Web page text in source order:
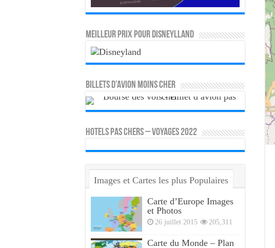
MEILLEUR PRIX POUR DISNEYLLAND
Billets d’avion moins cher
HOTELS PAS CHERS – VOYAGES 2022
Images et Cartes les plus Populaires
Carte d’Europe Images
et Photos
26 juillet 2015 205,311
Carte du Monde – Plan